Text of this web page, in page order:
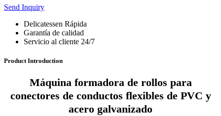
Send Inquiry
Delicatessen Rápida
Garantía de calidad
Servicio al cliente 24/7
Product Introduction
Máquina formadora de rollos para
conectores de conductos flexibles de PVC y
acero galvanizado